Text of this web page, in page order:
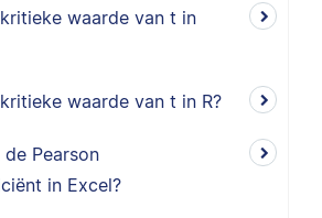
waarde van t in
waarde van t in R?
Pearson
in Excel?